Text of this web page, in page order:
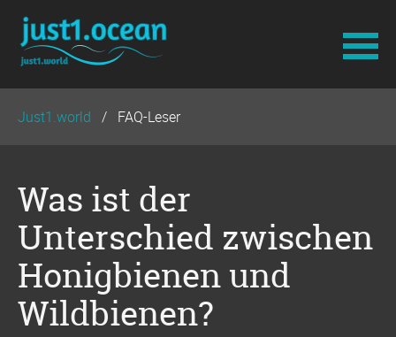
überspringen
Just1.world FAQ-Leser
Was ist der
Unterschied zwischen
Honigbienen und
Wildbienen?